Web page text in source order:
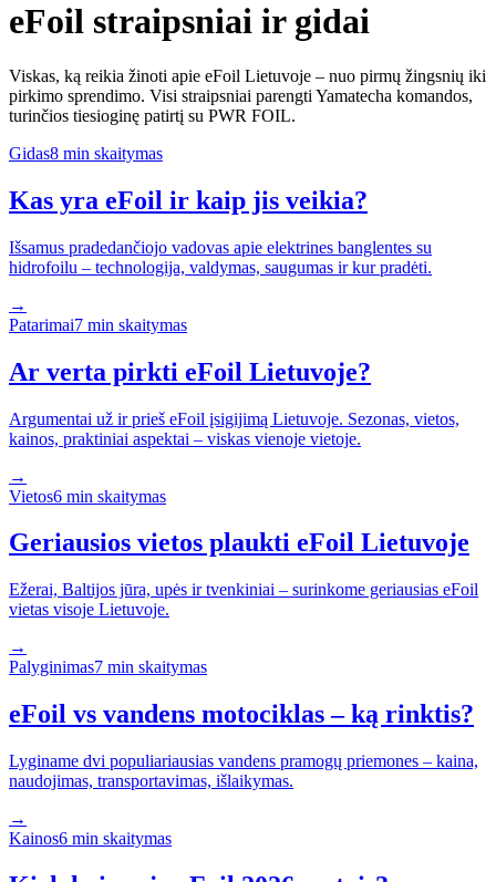
eFoil straipsniai ir gidai
Viskas, ką reikia žinoti apie eFoil Lietuvoje – nuo pirmų žingsnių iki
pirkimo sprendimo. Visi straipsniai parengti Yamatecha komandos,
turinčios tiesioginę patirtį su PWR FOIL.
Gidas8 min skaitymas
Kas yra eFoil ir kaip jis veikia?
Išsamus pradedančiojo vadovas apie elektrines banglentes su
hidrofoilu – technologija, valdymas, saugumas ir kur pradėti.
→
Patarimai7 min skaitymas
Ar verta pirkti eFoil Lietuvoje?
Argumentai už ir prieš eFoil įsigijimą Lietuvoje. Sezonas, vietos,
kainos, praktiniai aspektai – viskas vienoje vietoje.
→
Vietos6 min skaitymas
Geriausios vietos plaukti eFoil Lietuvoje
Ežerai, Baltijos jūra, upės ir tvenkiniai – surinkome geriausias eFoil
vietas visoje Lietuvoje.
→
Palyginimas7 min skaitymas
eFoil vs vandens motociklas – ką rinktis?
Lyginame dvi populiariausias vandens pramogų priemones – kaina,
naudojimas, transportavimas, išlaikymas.
→
Kainos6 min skaitymas